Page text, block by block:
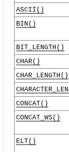
ASCII()
BIN()
BIT_LENGTH()
CHAR()
CHAR_LENGTH()
CONCAT()
CONCAT_WS()
ELT()